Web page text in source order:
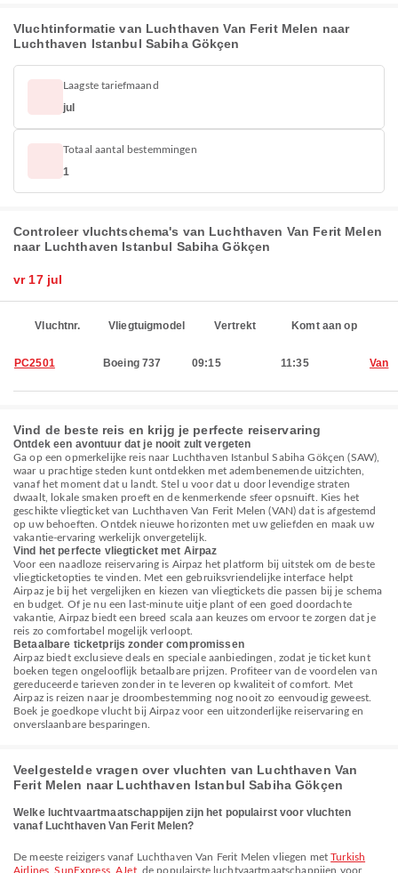
Vluchtinformatie van Luchthaven Van Ferit Melen naar
Luchthaven Istanbul Sabiha Gökçen
Laagste tariefmaand
jul
Totaal aantal bestemmingen
1
Controleer vluchtschema's van Luchthaven Van Ferit Melen
naar Luchthaven Istanbul Sabiha Gökçen
vr 17 jul
Vluchtnr. Vliegtuigmodel Vertrekt Komt aan op
PC2501 Boeing 737 09:15 11:35 Van
Vind de beste reis en krijg je perfecte reiservaring
Ontdek een avontuur dat je nooit zult vergeten
Ga op een opmerkelijke reis naar Luchthaven Istanbul Sabiha Gökçen (SAW),
waar u prachtige steden kunt ontdekken met adembenemende uitzichten,
vanaf het moment dat u landt. Stel u voor dat u door levendige straten
dwaalt, lokale smaken proeft en de kenmerkende sfeer opsnuift. Kies het
geschikte vliegticket van Luchthaven Van Ferit Melen (VAN) dat is afgestemd
op uw behoeften. Ontdek nieuwe horizonten met uw geliefden en maak uw
vakantie-ervaring werkelijk onvergetelijk.
Vind het perfecte vliegticket met Airpaz
Voor een naadloze reiservaring is Airpaz het platform bij uitstek om de beste
vliegticketopties te vinden. Met een gebruiksvriendelijke interface helpt
Airpaz je bij het vergelijken en kiezen van vliegtickets die passen bij je schema
en budget. Of je nu een last-minute uitje plant of een goed doordachte
vakantie, Airpaz biedt een breed scala aan keuzes om ervoor te zorgen dat je
reis zo comfortabel mogelijk verloopt.
Betaalbare ticketprijs zonder compromissen
Airpaz biedt exclusieve deals en speciale aanbiedingen, zodat je ticket kunt
boeken tegen ongelooflijk betaalbare prijzen. Profiteer van de voordelen van
gereduceerde tarieven zonder in te leveren op kwaliteit of comfort. Met
Airpaz is reizen naar je droombestemming nog nooit zo eenvoudig geweest.
Boek je goedkope vlucht bij Airpaz voor een uitzonderlijke reiservaring en
onverslaanbare besparingen.
Veelgestelde vragen over vluchten van Luchthaven Van
Ferit Melen naar Luchthaven Istanbul Sabiha Gökçen
Welke luchtvaartmaatschappijen zijn het populairst voor vluchten
vanaf Luchthaven Van Ferit Melen?
De meeste reizigers vanaf Luchthaven Van Ferit Melen vliegen metTurkish
Airlines ,SunExpress,AJet, de populairste luchtvaartmaatschappijen voor